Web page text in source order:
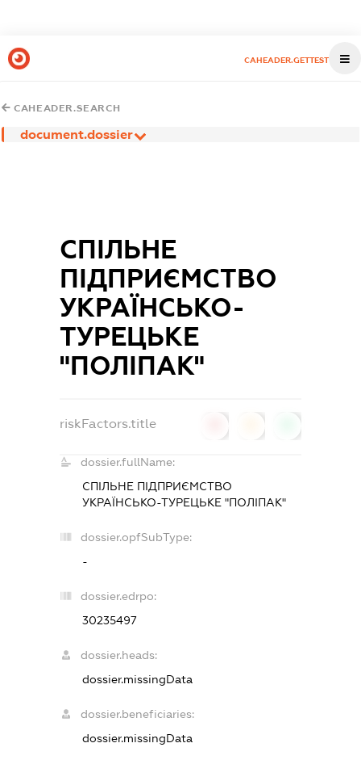
CAHEADER.GETTEST
CAHEADER.SEARCH
document.dossier
СПІЛЬНЕ
ПІДПРИЄМСТВО
УКРАЇНСЬКО-
ТУРЕЦЬКЕ
"ПОЛІПАК"
riskFactors.title
dossier.fullName:
СПІЛЬНЕ ПІДПРИЄМСТВО
УКРАЇНСЬКО-ТУРЕЦЬКЕ "ПОЛІПАК"
dossier.opfSubType:
-
dossier.edrpo:
30235497
dossier.heads:
dossier.missingData
dossier.beneficiaries:
dossier.missingData